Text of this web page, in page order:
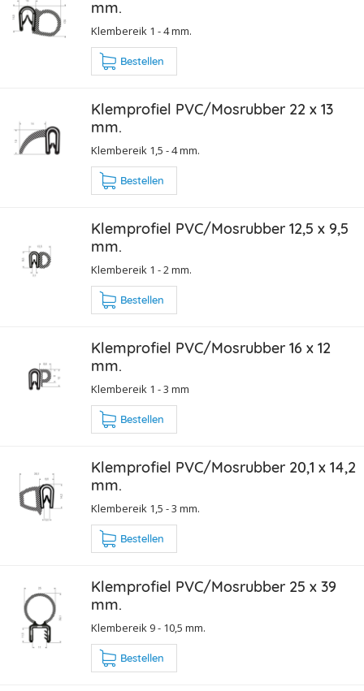
mm.
Klembereik 1 - 4 mm.
Bestellen
Klemprofiel PVC/Mosrubber 22 x 13
mm.
Klembereik 1,5 - 4 mm.
Bestellen
Klemprofiel PVC/Mosrubber 12,5 x 9,5
mm.
Klembereik 1 - 2 mm.
Bestellen
Klemprofiel PVC/Mosrubber 16 x 12
mm.
Klembereik 1 - 3 mm
Bestellen
Klemprofiel PVC/Mosrubber 20,1 x 14,2
mm.
Klembereik 1,5 - 3 mm.
Bestellen
Klemprofiel PVC/Mosrubber 25 x 39
mm.
Klembereik 9 - 10,5 mm.
Bestellen